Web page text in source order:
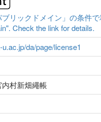
リックドメイン」の条件
Check the link for details.
da/page/license1
村新畑繩帳